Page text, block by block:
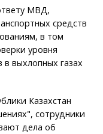
МВД,
средств
в том
уровня
выхлопных газах
Казахстан
сотрудники
дела об